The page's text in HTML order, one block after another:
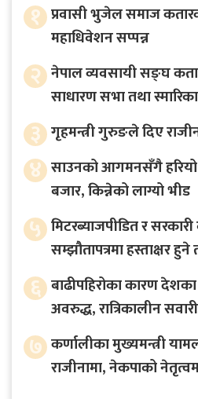
१ प्रवासी भुजेल समाज
महाधिवेशन सप्पन्न
२ नेपाल व्यवसायी सङ्घ
साधारण सभा तथा
३ गृहमन्त्री गुरुङले दिए
४ साउनको आगमनसँगै
बजार, किन्नेको लाग्यो भीड
५ मिटरब्याजपीडित र
सम्झौतापत्रमा हस्ताक्षर हुने
६ बाढीपहिरोका कारण
अवरुद्ध, रात्रिकालीन
७ कर्णालीका मुख्यमन्त्री
राजीनामा, नेकपाको